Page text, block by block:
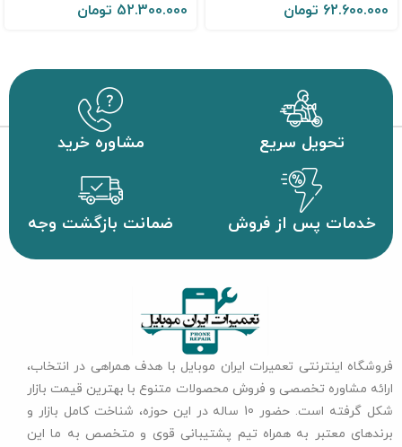
62.600.000 تومان 52.300.000 تومان
تحویل سریع مشاوره خرید
خدمات پس از فروش ضمانت بازگشت وجه
فروشگاه اینترنتی تعمیرات ایران موبایل با هدف همراهی در انتخاب،
ارائه مشاوره تخصصی و فروش محصولات متنوع با بهترین قیمت بازار
شکل گرفته است. حضور 10 ساله در این حوزه، شناخت کامل بازار و
برندهای معتبر به همراه تیم پشتیبانی قوی و متخصص به ما این